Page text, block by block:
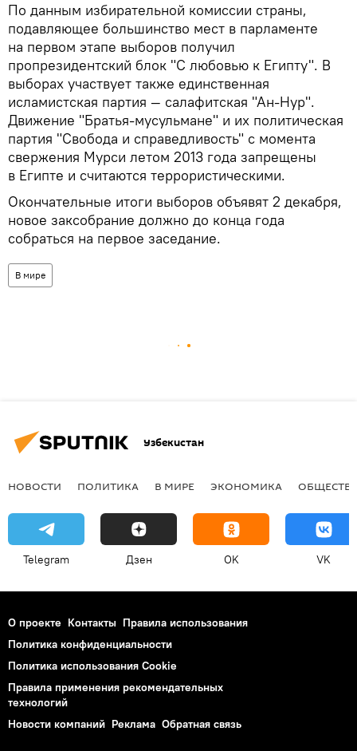
По данным избирательной комиссии страны,
подавляющее большинство мест в парламенте
на первом этапе выборов получил
пропрезидентский блок "С любовью к Египту". В
выборах участвует также единственная
исламистская партия — салафитская "Ан-Нур".
Движение "Братья-мусульмане" и их политическая
партия "Свобода и справедливость" с момента
свержения Мурси летом 2013 года запрещены
в Египте и считаются террористическими.
Окончательные итоги выборов объявят 2 декабря,
новое заксобрание должно до конца года
собраться на первое заседание.
В мире
Узбекистан
НОВОСТИ ПОЛИТИКА В МИРЕ ЭКОНОМИКА
Telegram Дзен OK VK
О проекте Контакты Правила использования
Политика конфиденциальности
Политика использования Cookie
Правила применения рекомендательных
технологий
Новости компаний Реклама Обратная связь